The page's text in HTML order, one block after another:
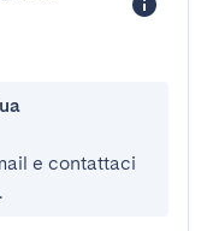
e contattaci
.